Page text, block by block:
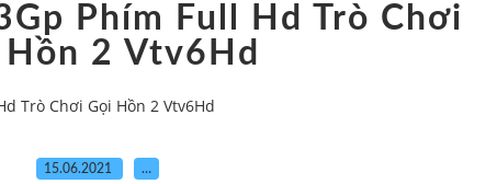
Phím Full Hd Trò Chơi
Hồn 2 Vtv6Hd
Trò Chơi Gọi Hồn 2 Vtv6Hd
15.06.2021 …